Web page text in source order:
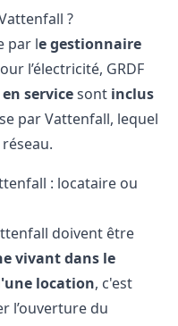
?
par le gestionnaire
l’électricité, GRDF
servicesont inclus
par Vattenfall, lequel
: locataire ou
doivent être
vivant dans le
location, c'est
l’ouverture du